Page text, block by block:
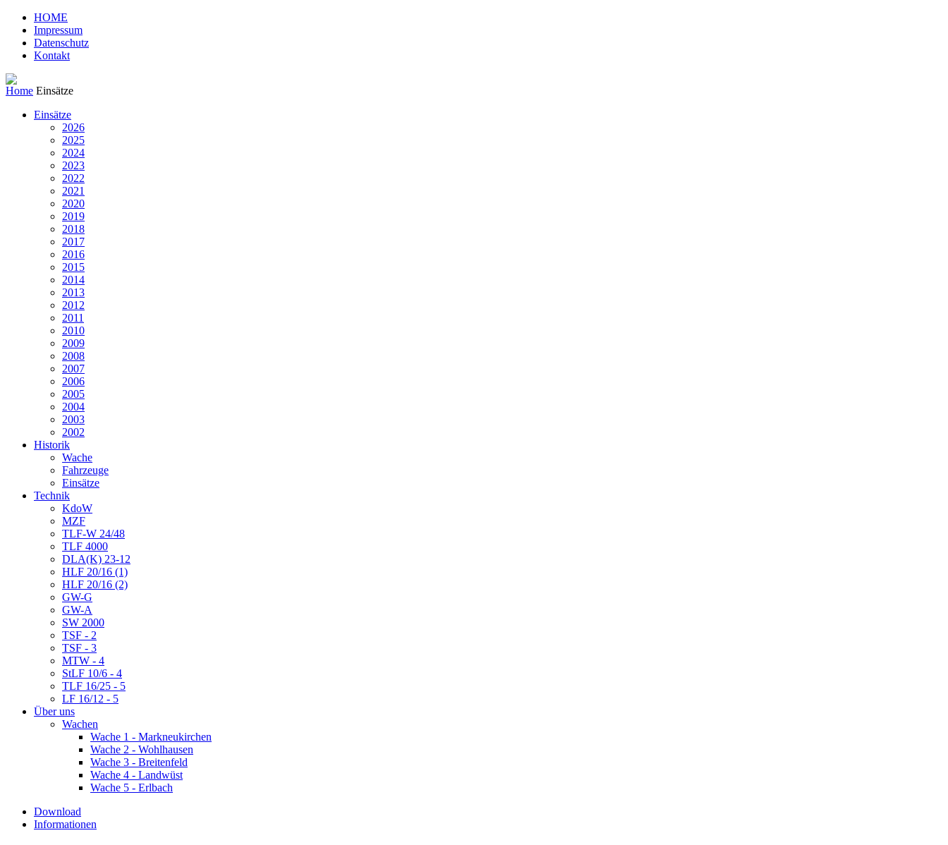
HOME
Impressum
Datenschutz
Kontakt
Home Einsätze
Einsätze
2026
2025
2024
2023
2022
2021
2020
2019
2018
2017
2016
2015
2014
2013
2012
2011
2010
2009
2008
2007
2006
2005
2004
2003
2002
Historik
Wache
Fahrzeuge
Einsätze
Technik
KdoW
MZF
TLF-W 24/48
TLF 4000
DLA(K) 23-12
HLF 20/16 (1)
HLF 20/16 (2)
GW-G
GW-A
SW 2000
TSF - 2
TSF - 3
MTW - 4
StLF 10/6 - 4
TLF 16/25 - 5
LF 16/12 - 5
Über uns
Wachen
Wache 1 - Markneukirchen
Wache 2 - Wohlhausen
Wache 3 - Breitenfeld
Wache 4 - Landwüst
Wache 5 - Erlbach
Download
Informationen